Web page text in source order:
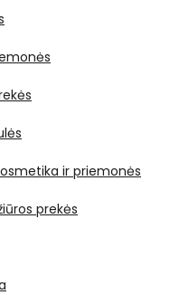
ir priemonės
prekės